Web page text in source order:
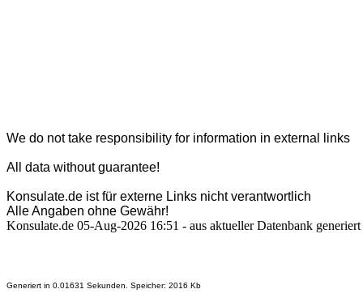
We do not take responsibility for information in external links
All data without guarantee!
Konsulate.de ist für externe Links nicht verantwortlich
Alle Angaben ohne Gewähr!
Konsulate.de 05-Aug-2026 16:51 - aus aktueller Datenbank generiert
Generiert in 0.01631 Sekunden. Speicher: 2016 Kb